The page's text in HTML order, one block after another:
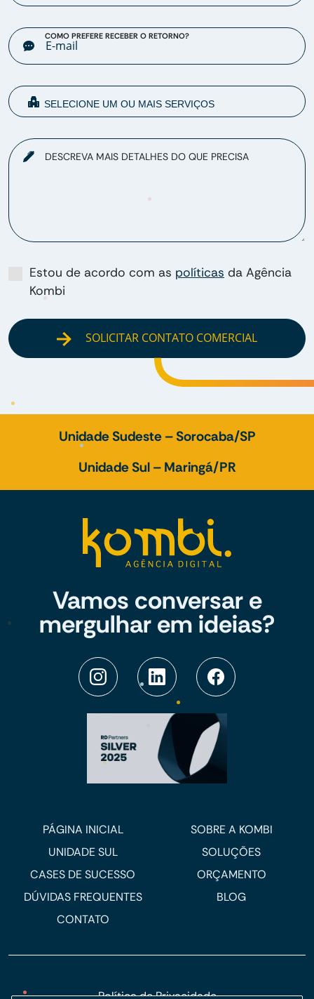
COMO PREFERE RECEBER O RETORNO?
DESCREVA MAIS DETALHES DO QUE PRECISA
Estou de acordo com as políticas da Agência
Kombi
SOLICITAR CONTATO COMERCIAL
Unidade Sudeste – Sorocaba/SP
Unidade Sul – Maringá/PR
Vamos conversar e
mergulhar em ideias?
PÁGINA INICIAL
SOBRE A KOMBI
UNIDADE SUL
SOLUÇÕES
CASES DE SUCESSO
ORÇAMENTO
DÚVIDAS FREQUENTES
BLOG
CONTATO
Política de Privacidade